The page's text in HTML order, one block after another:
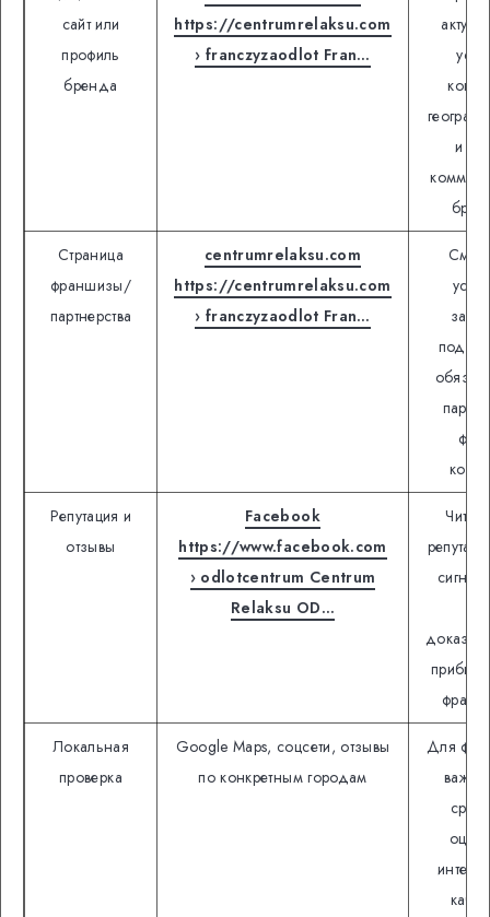
сайт или
профиль
бренда
https://centrumrelaksu.com
› franczyzaodlot Fran…
и
Страница
франшизы/
партнерства
centrumrelaksu.com
https://centrumrelaksu.com
› franczyzaodlot Fran…
Репутация и
отзывы
Facebook
https://www.facebook.com
› odlotcentrum Centrum
Relaksu OD…
Локальная
проверка
Google Maps, соцсети, отзывы
по конкретным городам
Для